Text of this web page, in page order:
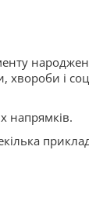
і
напрямків.